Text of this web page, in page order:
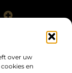
over uw
en